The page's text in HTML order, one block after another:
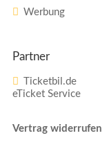
Werbung
Partner
Ticketbil.de
eTicket Service
Vertrag widerrufen